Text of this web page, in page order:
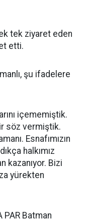
tek ziyaret eden
etti.
şu ifadelere
içememiştik.
söz vermiştik.
Esnafımızın
halkımız
kazanıyor. Bizi
yürekten
PAR Batman